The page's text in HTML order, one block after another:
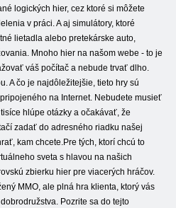
logických hier, cez ktoré si môžete
v práci. A aj simulátory, ktoré
lietadla alebo pretekárske auto,
Mnoho hier na našom webe - to je
váš počítač a nebude trvať dlho.
A čo je najdôležitejšie, tieto hry sú
na Internet. Nebudete musieť
hlúpe otázky a očakávať, že
zadať do adresného riadku našej
kam chcete.Pre tých, ktorí chcú to
sveta s hlavou na našich
zbierku hier pre viacerých hráčov.
MMO, ale plná hra klienta, ktorý vás
Pozrite sa do tejto